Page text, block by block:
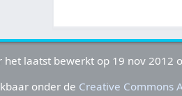
het laatst bewerkt op 19 nov 2012
onder de Creative Commons